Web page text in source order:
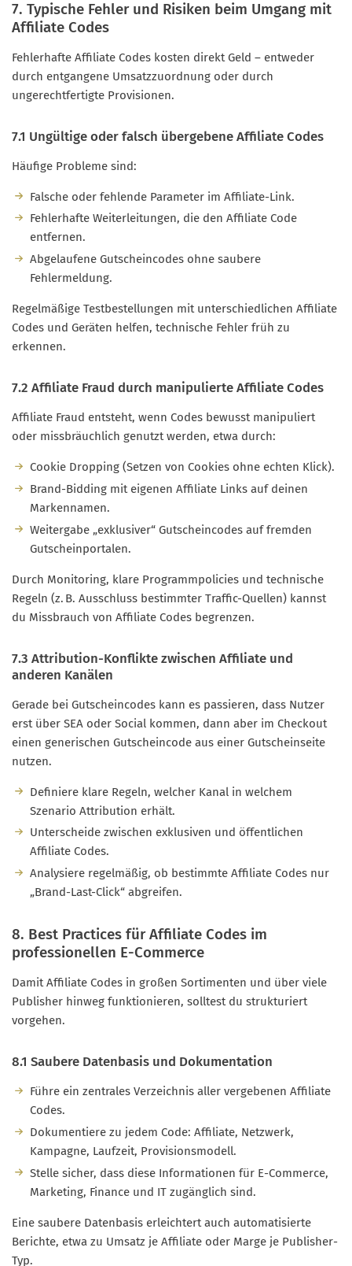
7. Typische Fehler und Risiken beim Umgang mit
Affiliate Codes
Fehlerhafte Affiliate Codes kosten direkt Geld – entweder
durch entgangene Umsatzzuordnung oder durch
ungerechtfertigte Provisionen.
7.1 Ungültige oder falsch übergebene Affiliate Codes
Häufige Probleme sind:
Falsche oder fehlende Parameter im Affiliate-Link.
Fehlerhafte Weiterleitungen, die den Affiliate Code
entfernen.
Abgelaufene Gutscheincodes ohne saubere
Fehlermeldung.
Regelmäßige Testbestellungen mit unterschiedlichen Affiliate
Codes und Geräten helfen, technische Fehler früh zu
erkennen.
7.2 Affiliate Fraud durch manipulierte Affiliate Codes
Affiliate Fraud entsteht, wenn Codes bewusst manipuliert
oder missbräuchlich genutzt werden, etwa durch:
Cookie Dropping (Setzen von Cookies ohne echten Klick).
Brand-Bidding mit eigenen Affiliate Links auf deinen
Markennamen.
Weitergabe „exklusiver“ Gutscheincodes auf fremden
Gutscheinportalen.
Durch Monitoring, klare Programmpolicies und technische
Regeln (z. B. Ausschluss bestimmter Traffic-Quellen) kannst
du Missbrauch von Affiliate Codes begrenzen.
7.3 Attribution-Konflikte zwischen Affiliate und
anderen Kanälen
Gerade bei Gutscheincodes kann es passieren, dass Nutzer
erst über SEA oder Social kommen, dann aber im Checkout
einen generischen Gutscheincode aus einer Gutscheinseite
nutzen.
Definiere klare Regeln, welcher Kanal in welchem
Szenario Attribution erhält.
Unterscheide zwischen exklusiven und öffentlichen
Affiliate Codes.
Analysiere regelmäßig, ob bestimmte Affiliate Codes nur
„Brand-Last-Click“ abgreifen.
8. Best Practices für Affiliate Codes im
professionellen E-Commerce
Damit Affiliate Codes in großen Sortimenten und über viele
Publisher hinweg funktionieren, solltest du strukturiert
vorgehen.
8.1 Saubere Datenbasis und Dokumentation
Führe ein zentrales Verzeichnis aller vergebenen Affiliate
Codes.
Dokumentiere zu jedem Code: Affiliate, Netzwerk,
Kampagne, Laufzeit, Provisionsmodell.
Stelle sicher, dass diese Informationen für E-Commerce,
Marketing, Finance und IT zugänglich sind.
Eine saubere Datenbasis erleichtert auch automatisierte
Berichte, etwa zu Umsatz je Affiliate oder Marge je Publisher-
Typ.